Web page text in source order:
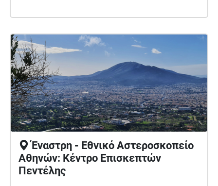
Έναστρη - Εθνικό Αστεροσκοπείο
Αθηνών: Κέντρο Επισκεπτών
Πεντέλης